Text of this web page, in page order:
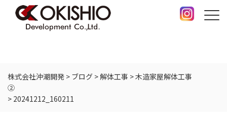
株式会社沖潮開発 > ブログ >解体工事 >木造家屋解体工事
> 20241212_160211